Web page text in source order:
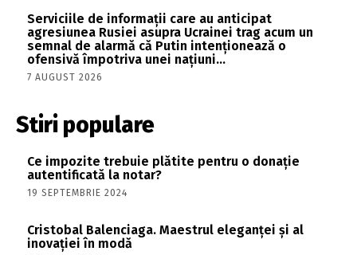
Serviciile de informații care au anticipat
agresiunea Rusiei asupra Ucrainei trag acum un
semnal de alarmă că Putin intenționează o
ofensivă împotriva unei națiuni...
7 AUGUST 2026
Stiri populare
Ce impozite trebuie plătite pentru o donație
autentificată la notar?
19 SEPTEMBRIE 2024
Cristobal Balenciaga. Maestrul eleganței și al
inovației în modă